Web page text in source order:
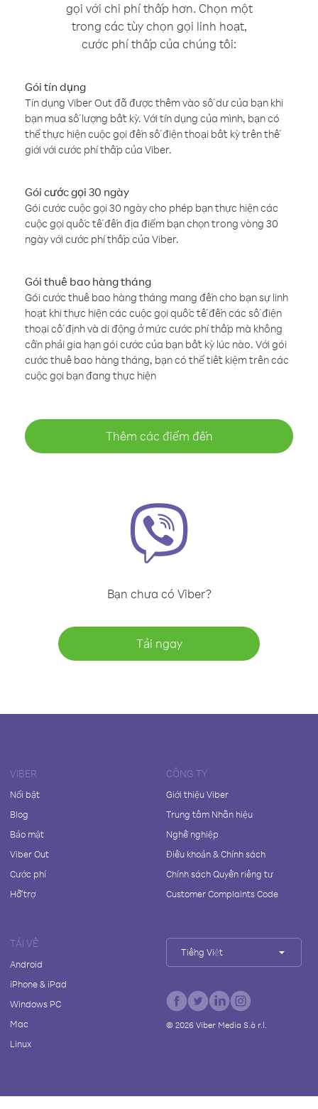
gọi với chi phí thấp hơn. Chọn một
trong các tùy chọn gọi linh hoạt,
cước phí thấp của chúng tôi:
Gói tín dụng
Tín dụng Viber Out đã được thêm vào số dư của bạn khi
bạn mua số lượng bất kỳ. Với tín dụng của mình, bạn có
thể thực hiện cuộc gọi đến số điện thoại bất kỳ trên thế
giới với cước phí thấp của Viber.
Gói cước gọi 30 ngày
Gói cước cuộc gọi 30 ngày cho phép bạn thực hiện các
cuộc gọi quốc tế đến địa điểm bạn chọn trong vòng 30
ngày với cước phí thấp của Viber.
Gói thuê bao hàng tháng
Gói cước thuê bao hàng tháng mang đến cho bạn sự linh
hoạt khi thực hiện các cuộc gọi quốc tế đến các số điện
thoại cố định và di động ở mức cước phí thấp mà không
cần phải gia hạn gói cước của bạn bất kỳ lúc nào. Với gói
cước thuê bao hàng tháng, bạn có thể tiết kiệm trên các
cuộc gọi bạn đang thực hiện
Thêm các điểm đến
Bạn chưa có Viber?
Tải ngay
VIBER
Nổi bật
Blog
Bảo mật
Viber Out
Cước phí
Hỗ trợ
CÔNG TY
Giới thiệu Viber
Trung tâm Nhãn hiệu
Nghề nghiệp
Điều khoản & Chính sách
Chính sách Quyền riêng tư
Customer Complaints Code
TẢI VỀ
Android
iPhone & iPad
Windows PC
Mac
Linux
Tiếng Việt
© 2026Viber Media S.à r.l.